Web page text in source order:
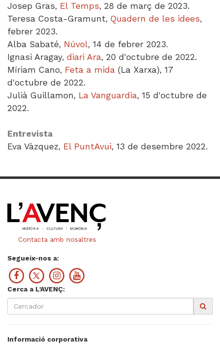
Josep Gras, El Temps, 28 de març de 2023.
Teresa Costa-Gramunt, Quadern de les idees,
febrer 2023.
Alba Sabaté, Núvol, 14 de febrer 2023.
Ignasi Aragay, diari Ara, 20 d'octubre de 2022.
Míriam Cano, Feta a mida (La Xarxa), 17
d'octubre de 2022.
Julià Guillamon, La Vanguardia, 15 d'octubre de
2022.
Entrevista
Eva Vàzquez, El PuntAvui, 13 de desembre 2022.
Contacta amb nosaltres
Segueix-nos a:
Cerca a L'AVENÇ:
Informació corporativa